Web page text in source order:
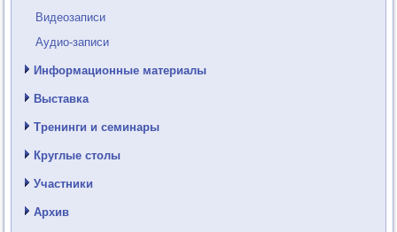
Видеозаписи
Аудио-записи
Информационные материалы
Выставка
Тренинги и семинары
Круглые столы
Участники
Архив